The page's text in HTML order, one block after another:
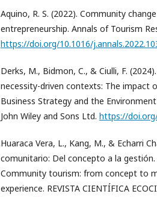
Aquino, R. S. (2022). Community
entrepreneurship. Annals of Tourism
https://doi.org/10.1016/
Derks, M., Bidmon, C., & Ciulli, F.
necessity-driven contexts: The impact
Business Strategy and the
John Wiley and Sons Ltd. https://
Huaraca Vera, L., Kang, M., & Echarri
comunitario: Del concepto a la
Community tourism: from concept to
experience. REVISTA CIENTÍFICA